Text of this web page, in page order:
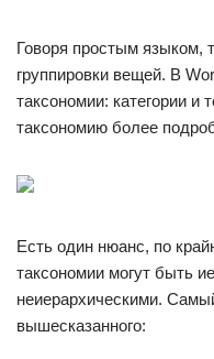
Говоря простым языком,
группировки вещей. В
таксономии: категории
таксономию более
Есть один нюанс, по
таксономии могут быть
неиерархическими.
вышесказанного: